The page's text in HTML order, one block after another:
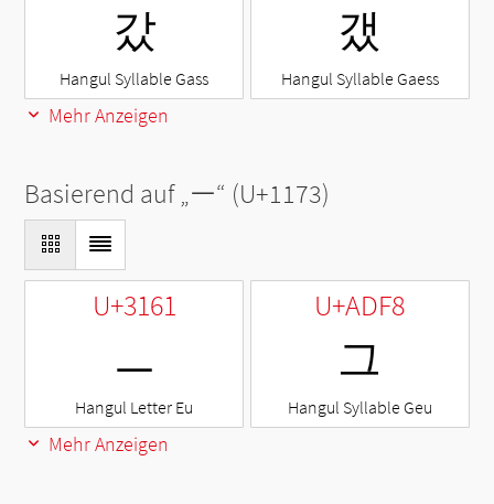
갔
Hangul Syllable Gass
갰
Hangul Syllable Gaess
Mehr Anzeigen
Basierend auf „ᅳ“ (U+1173)
U+3161
ㅡ
Hangul Letter Eu
U+ADF8
그
Hangul Syllable Geu
Mehr Anzeigen